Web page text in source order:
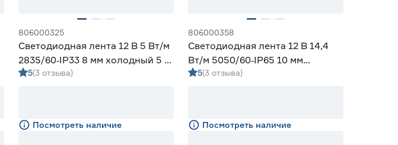
806000325
Светодиодная лента 12 В 5 Вт/м
2835/60‑IP33 8 мм холодный 5 м
Geniled
5(3 отзыва)
Посмотреть наличие
806000358
Светодиодная лента 12 В 14,4
Вт/м 5050/60‑IP65 10 мм
мультиколор 5 м Geniled
5(3 отзыва)
Посмотреть наличие